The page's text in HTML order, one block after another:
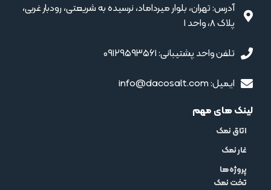
آدرس: تهران، بلوار میرداماد، نرسیده به شریعتی، رودبار غربی،
پلاک 8، واحد 1
تلفن واحد پشتیبانی: ۰۹۱۲۹۵۹۳۵۶۱
ایمیل: info@dacosalt.com
لینک های مهم
اتاق نمک
غار نمک
پروژه‌ها
تخت نمک